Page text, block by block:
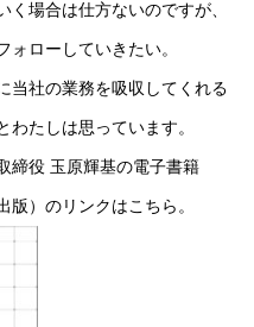
く場合は仕方ないのですが、
ローしていきたい。
当社の業務を吸収してくれる
わたしは思っています。
締役 玉原輝基の電子書籍
版）のリンクはこちら 。